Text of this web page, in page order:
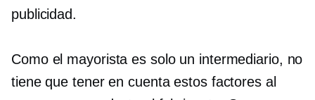
publicidad.
Como el mayorista es solo un intermediario, no
tiene que tener en cuenta estos factores al